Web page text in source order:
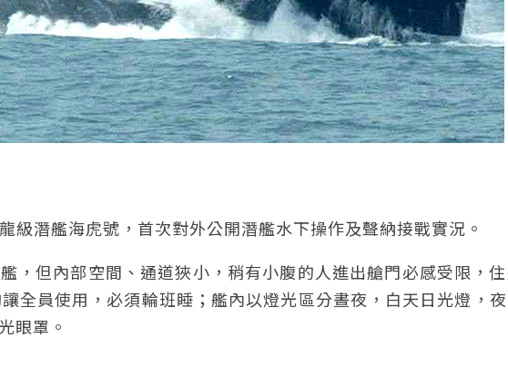
級潛艦海虎號，首次對外公開潛艦水下操作及聲納接戰實況。
，但內部空間、通道狹小，稍有小腹的人進出艙門必感受限，
全員使用，必須輪班睡；艦內以燈光區分晝夜，白天日光燈，
眼罩。